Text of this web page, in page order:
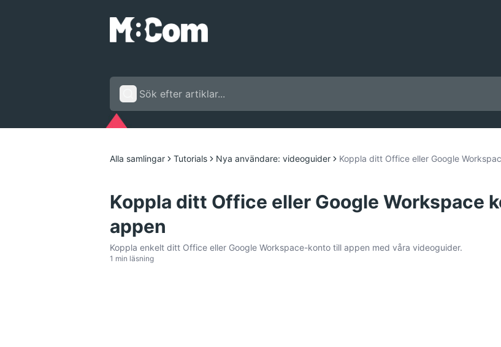
Alla samlingar Tutorials Nya användare: videoguider Koppla ditt Office eller Google
Koppla ditt Office eller Google Workspace
appen
Koppla enkelt ditt Office eller Google Workspace-konto till appen med våra videoguider.
1 min läsning